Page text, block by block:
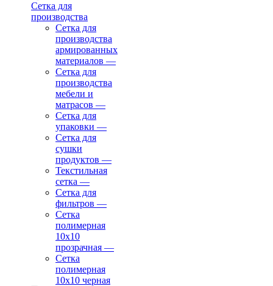
Сетка для
производства
Сетка для
производства
армированных
материалов —
Сетка для
производства
мебели и
матрасов —
Сетка для
упаковки —
Сетка для
сушки
продуктов —
Текстильная
сетка —
Сетка для
фильтров —
Сетка
полимерная
10х10
прозрачная —
Сетка
полимерная
10х10 черная